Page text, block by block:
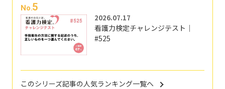
No.5
2026.07.17
看護力検定チャレンジテスト｜
#525
このシリーズ記事の人気ランキング一覧へ